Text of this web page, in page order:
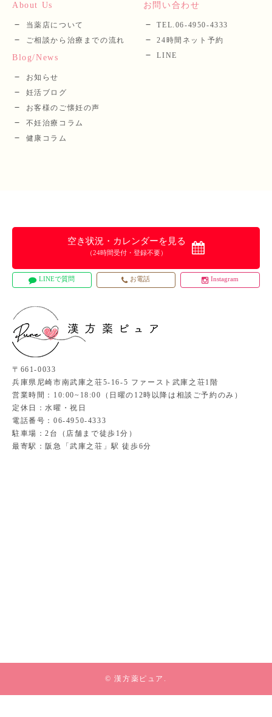
About Us
当薬店について
ご相談から治療までの流れ
Blog/News
お知らせ
妊活ブログ
お客様のご懐妊の声
不妊治療コラム
健康コラム
お問い合わせ
TEL.06-4950-4333
24時間ネット予約
LINE
〒661-0033
兵庫県尼崎市南武庫之荘5-16-5 ファースト武庫之荘1階
営業時間：10:00~18:00（日曜の12時以降は相談ご予約のみ）
定休日：水曜・祝日
電話番号：06-4950-4333
駐車場：2台（店舗まで徒歩1分）
最寄駅：阪急「武庫之荘」駅 徒歩6分
空き状況・カレンダーを見る
（24時間受付・登録不要）
LINEで質問 お電話 Instagram
© 漢方薬ピュア.